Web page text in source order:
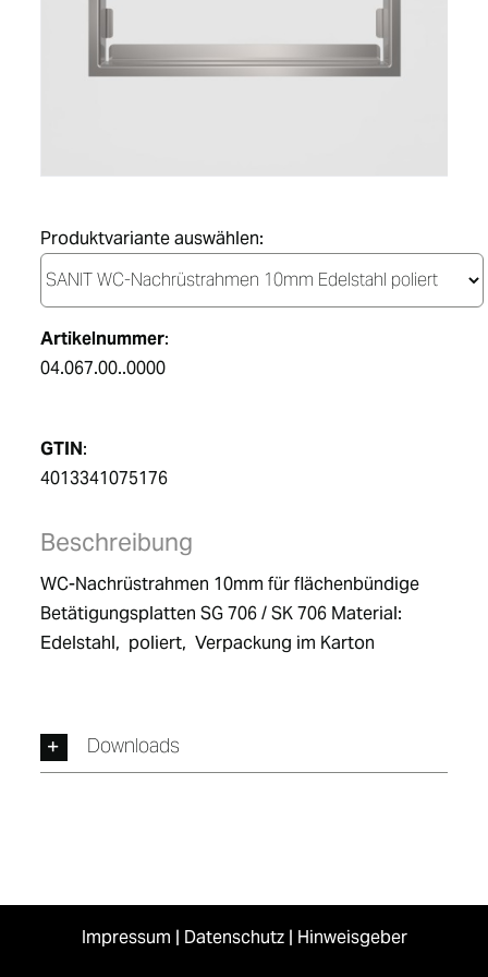
Produktvariante auswählen:
Artikelnummer:
04.067.00..0000
GTIN:
4013341075176
Beschreibung
WC-Nachrüstrahmen 10mm für flächenbündige
Betätigungsplatten SG 706 / SK 706 Material:
Edelstahl,  poliert,  Verpackung im Karton
Downloads
Impressum | Datenschutz| Hinweisgeber